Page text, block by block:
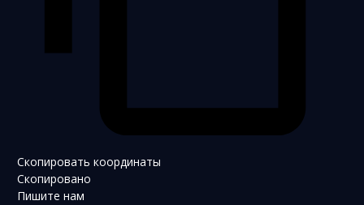
Скопировать координаты
Скопировано
Пишите нам